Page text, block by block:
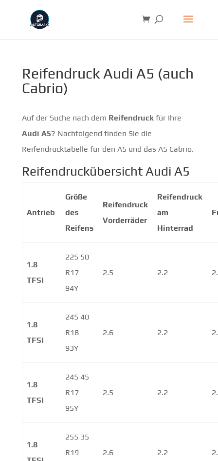
Reifendruck Audi A5 (auch
Cabrio)
Auf der Suche nach dem Reifendruckfür Ihre
Audi A5? Nachfolgend finden Sie die
Reifendrucktabelle für den A5 und das A5 Cabrio.
Reifendruckübersicht Audi A5
Antrieb
Größe
des
Reifens
Reifendruck
Vorderräder
Reifendruck
am
Hinterrad
1.8
TFSI
225 50
R17
94Y
2.5 2.2
1.8
TFSI
245 40
R18
93Y
2.6 2.2
1.8
TFSI
245 45
R17
95Y
2.5 2.2
1.8
255 35
R19
2.6 2.2